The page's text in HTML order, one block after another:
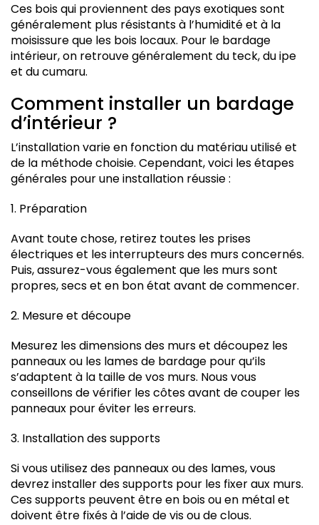
Ces bois qui proviennent des pays exotiques sont
généralement plus résistants à l’humidité et à la
moisissure que les bois locaux. Pour le bardage
intérieur, on retrouve généralement du teck, du ipe
et du cumaru.
Comment installer un bardage
d’intérieur ?
L’installation varie en fonction du matériau utilisé et
de la méthode choisie. Cependant, voici les étapes
générales pour une installation réussie :
1. Préparation
Avant toute chose, retirez toutes les prises
électriques et les interrupteurs des murs concernés.
Puis, assurez-vous également que les murs sont
propres, secs et en bon état avant de commencer.
2. Mesure et découpe
Mesurez les dimensions des murs et découpez les
panneaux ou les lames de bardage pour qu’ils
s’adaptent à la taille de vos murs. Nous vous
conseillons de vérifier les côtes avant de couper les
panneaux pour éviter les erreurs.
3. Installation des supports
Si vous utilisez des panneaux ou des lames, vous
devrez installer des supports pour les fixer aux murs.
Ces supports peuvent être en bois ou en métal et
doivent être fixés à l’aide de vis ou de clous.